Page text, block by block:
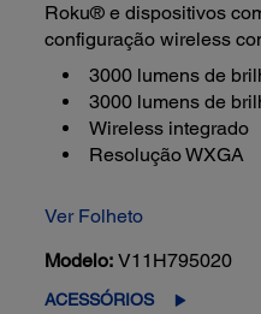
Roku® e dispositivos
configuração wireless
3000 lumens de
3000 lumens de
Wireless integrado
Resolução WXGA
Ver Folheto
Modelo: V11H795020
ACESSÓRIOS